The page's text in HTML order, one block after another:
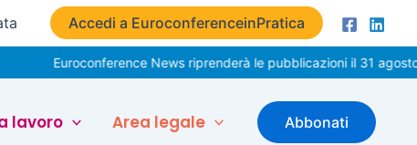
Accedi a EuroconferenceinPratica
Euroconference News riprenderà le pubblicazioni il 31 agosto. Buone
lavoro Area legale Abbonati